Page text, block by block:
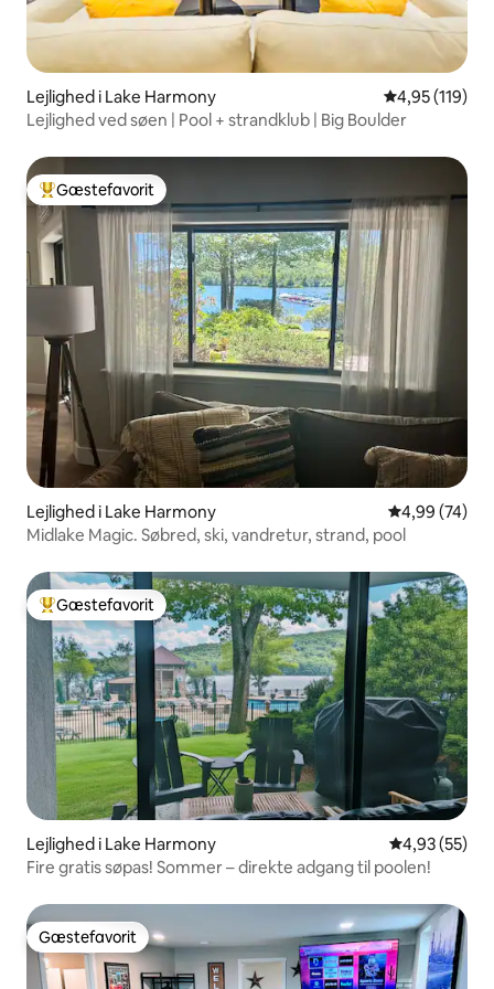
Lejlighed i Lake Harmony 4,95 ud af 5 i
4,95 (119)
Lejlighed ved søen | Pool + strandklub | Big Boulder
Bedste gæstefavorit
Gæstefavorit
Lejlighed i Lake Harmony 4,99 ud af 5 i
4,99 (74)
Midlake Magic. Søbred, ski, vandretur, strand, pool
Bedste gæstefavorit
Gæstefavorit
Lejlighed i Lake Harmony 4,93 ud af 5 i
4,93 (55)
Fire gratis søpas! Sommer – direkte adgang til poolen!
Gæstefavorit
Gæstefavorit